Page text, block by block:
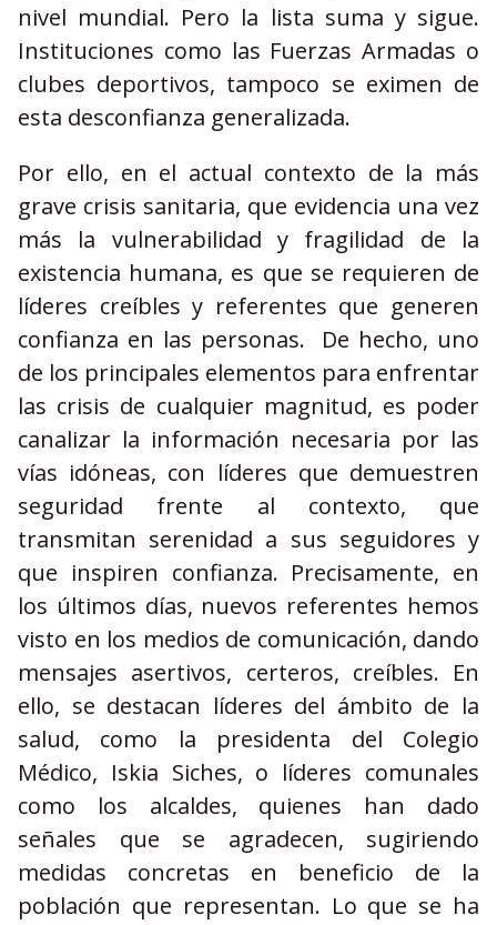
nivel mundial. Pero la lista suma y sigue.
Instituciones como las Fuerzas Armadas o
clubes deportivos, tampoco se eximen de
esta desconfianza generalizada.
Por ello, en el actual contexto de la más
grave crisis sanitaria, que evidencia una vez
más la vulnerabilidad y fragilidad de la
existencia humana, es que se requieren de
líderes creíbles y referentes que generen
confianza en las personas. De hecho, uno
de los principales elementos para enfrentar
las crisis de cualquier magnitud, es poder
canalizar la información necesaria por las
vías idóneas, con líderes que demuestren
seguridad frente al contexto, que
transmitan serenidad a sus seguidores y
que inspiren confianza. Precisamente, en
los últimos días, nuevos referentes hemos
visto en los medios de comunicación, dando
mensajes asertivos, certeros, creíbles. En
ello, se destacan líderes del ámbito de la
salud, como la presidenta del Colegio
Médico, Iskia Siches, o líderes comunales
como los alcaldes, quienes han dado
señales que se agradecen, sugiriendo
medidas concretas en beneficio de la
población que representan. Lo que se ha